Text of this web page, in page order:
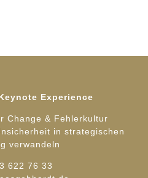
Experience
Change & Fehlerkultur
in strategischen
verwandeln
622 76 33